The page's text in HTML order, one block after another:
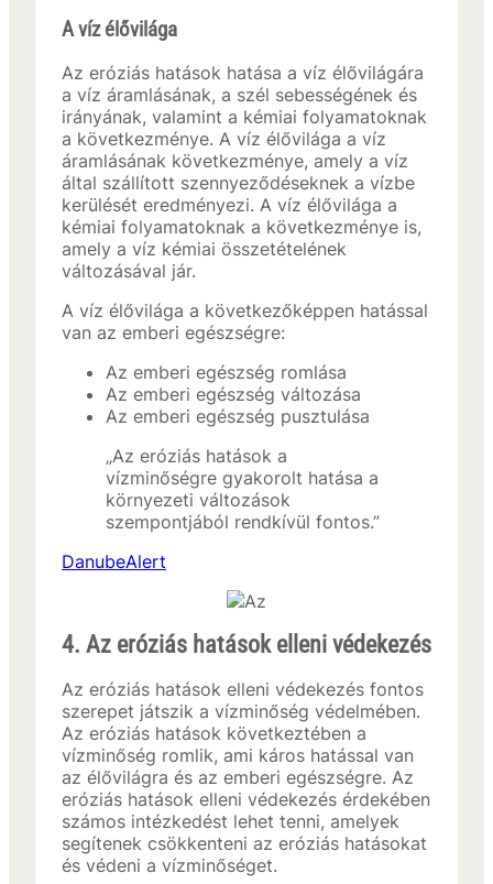
A víz élővilága
Az eróziás hatások hatása a víz élővilágára
a víz áramlásának, a szél sebességének és
irányának, valamint a kémiai folyamatoknak
a következménye. A víz élővilága a víz
áramlásának következménye, amely a víz
által szállított szennyeződéseknek a vízbe
kerülését eredményezi. A víz élővilága a
kémiai folyamatoknak a következménye is,
amely a víz kémiai összetételének
változásával jár.
A víz élővilága a következőképpen hatással
van az emberi egészségre:
Az emberi egészség romlása
Az emberi egészség változása
Az emberi egészség pusztulása
„Az eróziás hatások a
vízminőségre gyakorolt hatása a
környezeti változások
szempontjából rendkívül fontos.”
DanubeAlert
4. Az eróziás hatások elleni védekezés
Az eróziás hatások elleni védekezés fontos
szerepet játszik a vízminőség védelmében.
Az eróziás hatások következtében a
vízminőség romlik, ami káros hatással van
az élővilágra és az emberi egészségre. Az
eróziás hatások elleni védekezés érdekében
számos intézkedést lehet tenni, amelyek
segítenek csökkenteni az eróziás hatásokat
és védeni a vízminőséget.